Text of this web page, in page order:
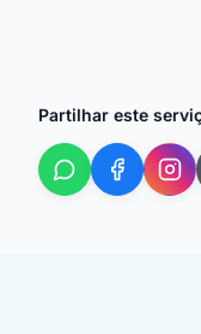
Partilhar este